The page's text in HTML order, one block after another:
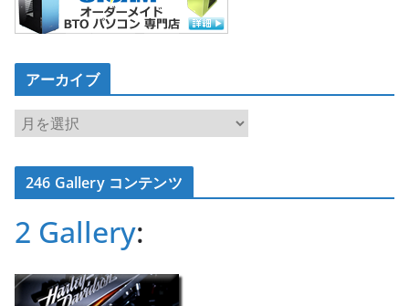
アーカイブ
ア
ー
カ
イ246 Gallery コンテンツ
2 Gallery: